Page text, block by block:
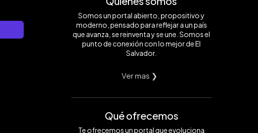
Somos un portal abierto, propositivo y
moderno, pensado para reflejar a un país
que avanza, se reinventa y se une. Somos el
punto de conexión con lo mejor de El
Salvador.
Ver mas ❯
Qué ofrecemos
Te ofrecemos un portal que evoluciona